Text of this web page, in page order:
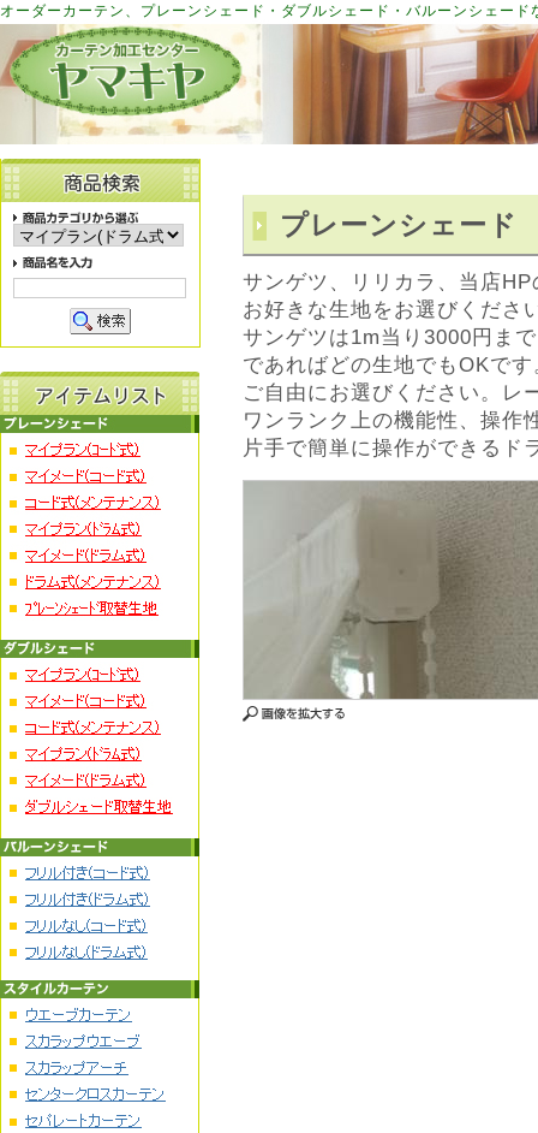
オーダーカーテン、プレーンシェード・ダブルシェード・バルーンシェー
プレーンシェード
サンゲツ、リリカラ、当店
お好きな生地をお選びくださ
サンゲツは1m当り3000円ま
であればどの生地でもOKです
ご自由にお選びください。レ
ワンランク上の機能性、操作
片手で簡単に操作ができるド